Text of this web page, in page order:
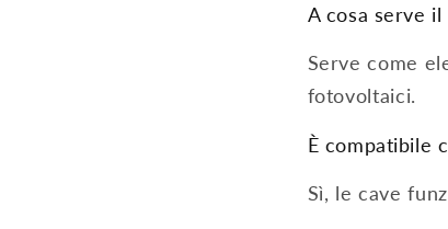
A cosa serve
Serve come
fotovoltaici.
È compatibile
Sì, le cave